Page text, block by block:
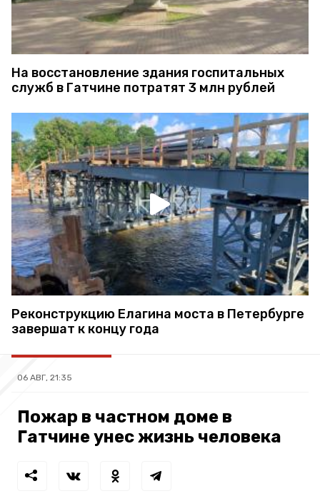
На восстановление здания госпитальных
служб в Гатчине потратят 3 млн рублей
Реконструкцию Елагина моста в Петербурге
завершат к концу года
06 АВГ, 21:35
Пожар в частном доме в
Гатчине унес жизнь человека